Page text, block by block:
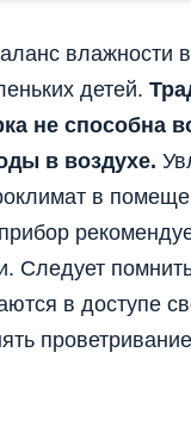
влажности
детей.
не способна
в воздухе.
в
Следует
в доступе